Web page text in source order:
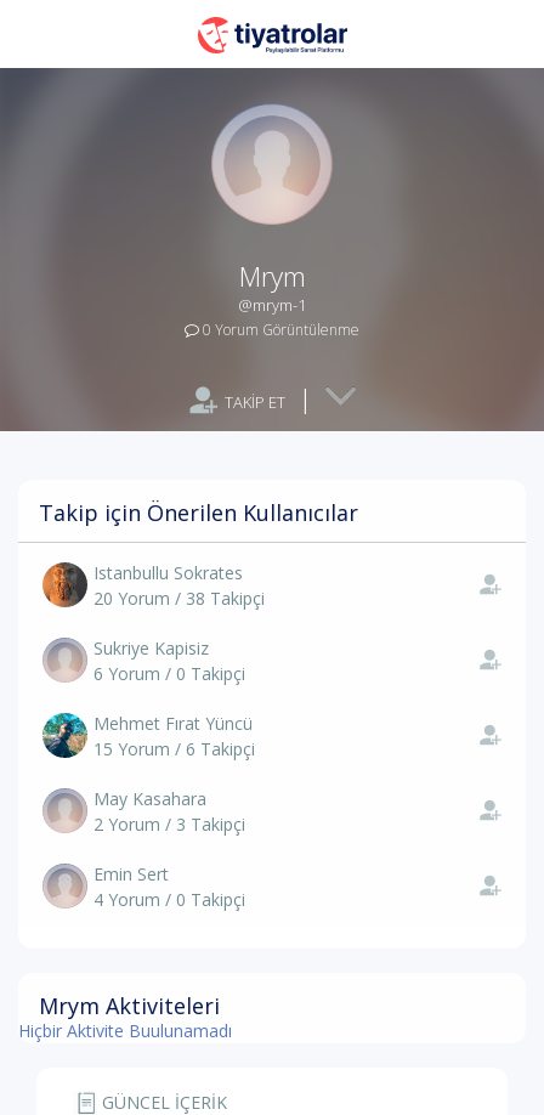
Mrym
@mrym-1
0 Yorum Görüntülenme
TAKİP ET |
Takip için Önerilen Kullanıcılar
Istanbullu Sokrates
20 Yorum / 38 Takipçi
Sukriye Kapisiz
6 Yorum / 0 Takipçi
Mehmet Fırat Yüncü
15 Yorum / 6 Takipçi
May Kasahara
2 Yorum / 3 Takipçi
Emin Sert
4 Yorum / 0 Takipçi
Mrym Aktiviteleri
Hiçbir Aktivite Buulunamadı
GÜNCEL İÇERİK